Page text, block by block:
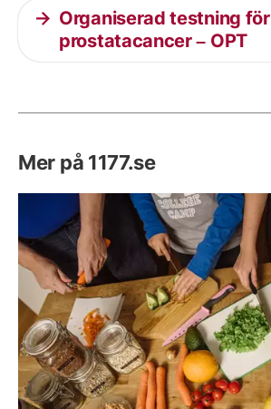
Organiserad testning för
prostatacancer – OPT
Mer på 1177.se